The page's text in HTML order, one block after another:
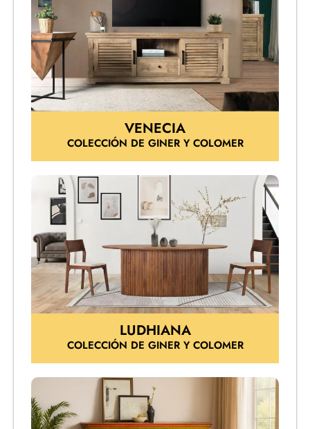
VENECIA
COLECCIÓN DE GINER Y COLOMER
LUDHIANA
COLECCIÓN DE GINER Y COLOMER